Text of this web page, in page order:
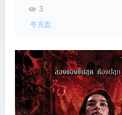
3
夸克盘